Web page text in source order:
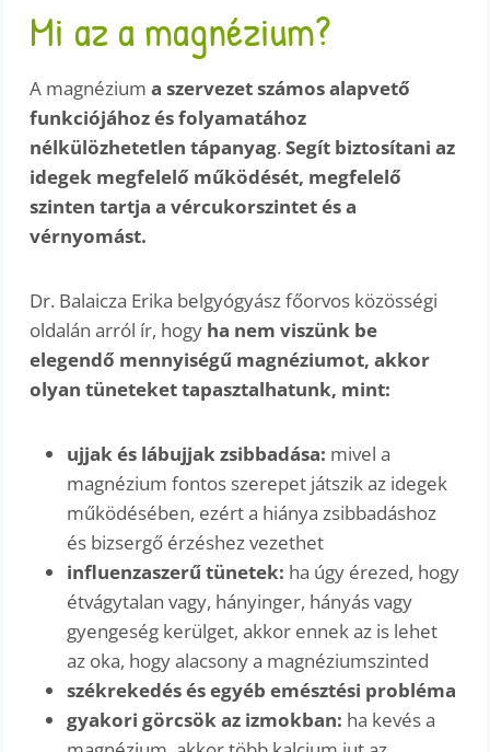
Mi az a magnézium?
A magnézium a szervezet számos alapvető
funkciójához és folyamatához
nélkülözhetetlen tápanyag.Segít biztosítani az
idegek megfelelő működését, megfelelő
szinten tartja a vércukorszintet és a
vérnyomást.
Dr. Balaicza Erika belgyógyász főorvos közösségi
oldalán arról ír, hogy ha nem viszünk be
elegendő mennyiségű magnéziumot, akkor
olyan tüneteket tapasztalhatunk, mint:
ujjak és lábujjak zsibbadása: mivel a
magnézium fontos szerepet játszik az idegek
működésében, ezért a hiánya zsibbadáshoz
és bizsergő érzéshez vezethet
influenzaszerű tünetek: ha úgy érezed, hogy
étvágytalan vagy, hányinger, hányás vagy
gyengeség kerülget, akkor ennek az is lehet
az oka, hogy alacsony a magnéziumszinted
székrekedés és egyéb emésztési probléma
gyakori görcsök az izmokban: ha kevés a